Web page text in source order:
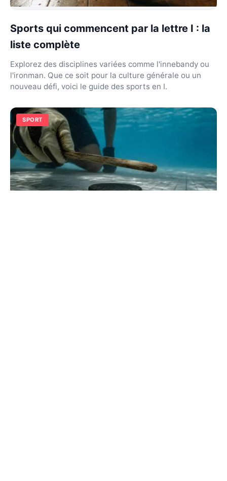
Sports qui commencent par la lettre I : la
liste complète
Explorez des disciplines variées comme l'innebandy ou
l'ironman. Que ce soit pour la culture générale ou un
nouveau défi, voici le guide des sports en I.
SPORT